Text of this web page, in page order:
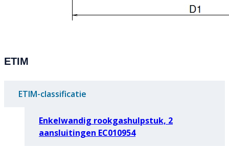
ETIM
ETIM-classificatie
Enkelwandig rookgashulpstuk, 2
aansluitingen EC010954